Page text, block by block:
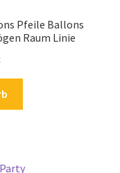
Pfeile Ballons
Raum Linie